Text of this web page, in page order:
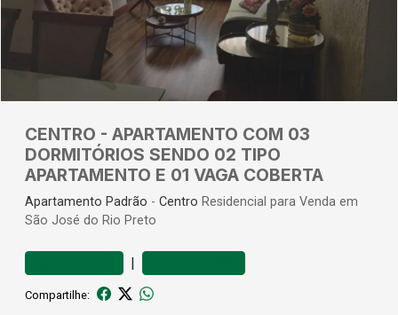
CENTRO - APARTAMENTO COM 03
DORMITÓRIOS SENDO 02 TIPO
APARTAMENTO E 01 VAGA COBERTA
Apartamento Padrão - Centro Residencial para Venda em
São José do Rio Preto
|
Compartilhe: